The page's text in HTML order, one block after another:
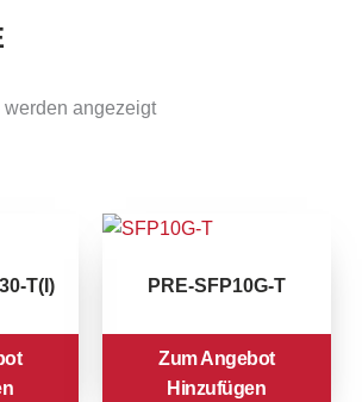
angezeigt
T(I) PRE-SFP10G-T
Zum Angebot
Hinzufügen